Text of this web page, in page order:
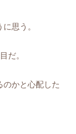
思う。
だ。
のかと心配した